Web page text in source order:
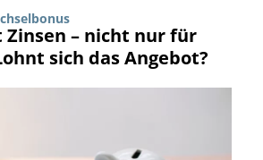
Zinsen – nicht nur für
sich das Angebot?